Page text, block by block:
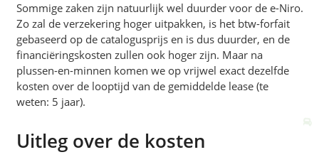
Sommige zaken zijn natuurlijk wel duurder voor de e-Niro.
Zo zal de verzekering hoger uitpakken, is het btw-forfait
gebaseerd op de catalogusprijs en is dus duurder, en de
financiëringskosten zullen ook hoger zijn. Maar na
plussen-en-minnen komen we op vrijwel exact dezelfde
kosten over de looptijd van de gemiddelde lease (te
weten: 5 jaar).
Uitleg over de kosten